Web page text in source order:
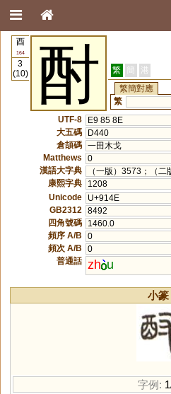
酉
164
3
(10)
酎 繁 簡 港
繁簡對應
繁
UTF-8
E9 85 8E
大五碼
D440
倉頡碼 一田木戈
Matthews
0
漢語大字典
（一版）3573；（二
康熙字典
1208
Unicode
U+914E
GB2312
8492
四角號碼
1460.0
頻序 A/B
0
頻次 A/B
0
普通話 zh u
小篆
字例: